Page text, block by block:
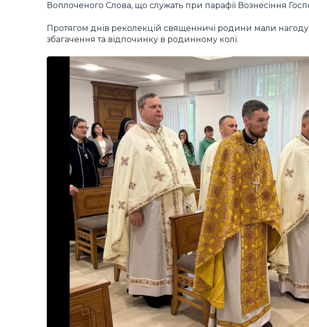
Воплоченого Слова, що служать при парафії Вознесіння
Протягом днів реколекцій священничі родини мали нагоду
збагачення та відпочинку в родинному колі.